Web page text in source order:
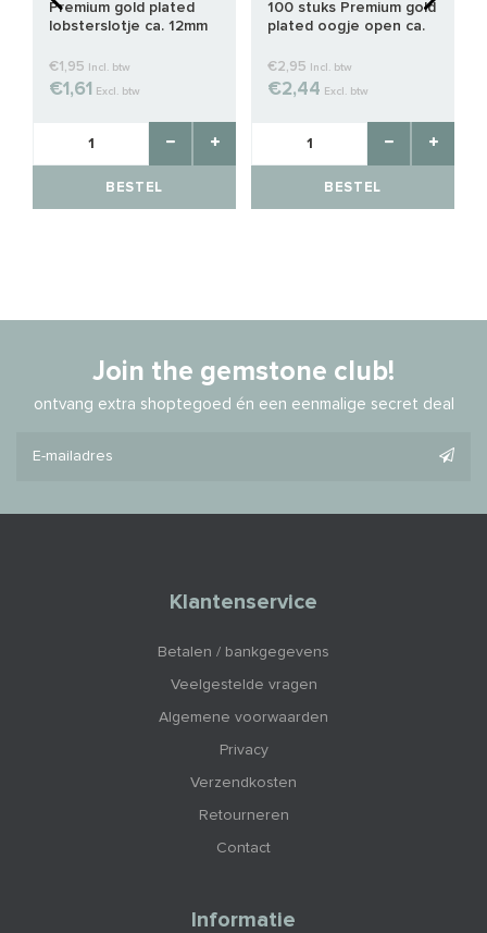
Premium gold plated
lobsterslotje ca. 12mm
€1,95 Incl. btw
€1,61 Excl. btw
BESTEL
100 stuks Premium gold
plated oogje open ca.
€2,95 Incl. btw
€2,44 Excl. btw
BESTEL
Join the gemstone club!
ontvang extra shoptegoed én een eenmalige secret deal
Klantenservice
Betalen / bankgegevens
Veelgestelde vragen
Algemene voorwaarden
Privacy
Verzendkosten
Retourneren
Contact
Informatie